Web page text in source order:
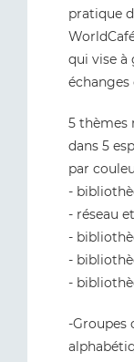
pratique
qui vise à
5 thèmes
dans 5
par
-
- réseau
-
-
-
-Groupes